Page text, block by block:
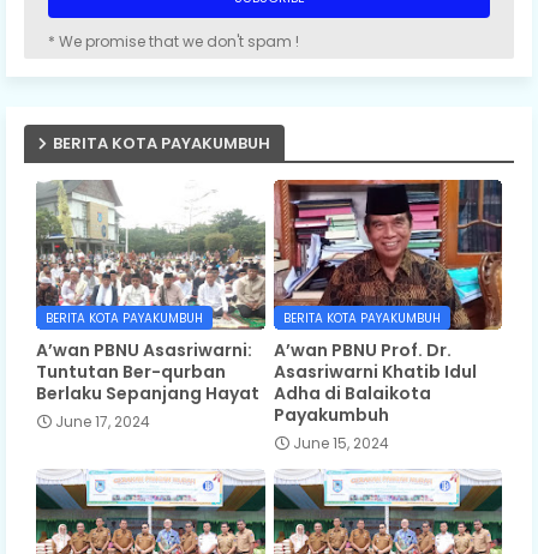
* We promise that we don't spam !
BERITA KOTA PAYAKUMBUH
BERITA KOTA PAYAKUMBUH
A’wan PBNU Asasriwarni:
Tuntutan Ber-qurban
Berlaku Sepanjang Hayat
June 17, 2024
BERITA KOTA PAYAKUMBUH
A’wan PBNU Prof. Dr.
Asasriwarni Khatib Idul
Adha di Balaikota
Payakumbuh
June 15, 2024